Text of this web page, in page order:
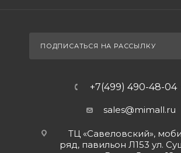
ПОДПИСАТЬСЯ НА РАССЫЛКУ
+7(499) 490-48-04
sales@mimall.ru
ТЦ «Савеловский»,
ряд, павильон Л153 ул.